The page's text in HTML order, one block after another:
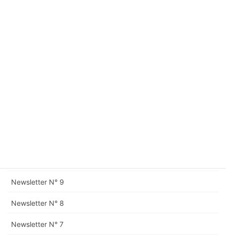
Newsletter N° 9
Newsletter N° 8
Newsletter N° 7